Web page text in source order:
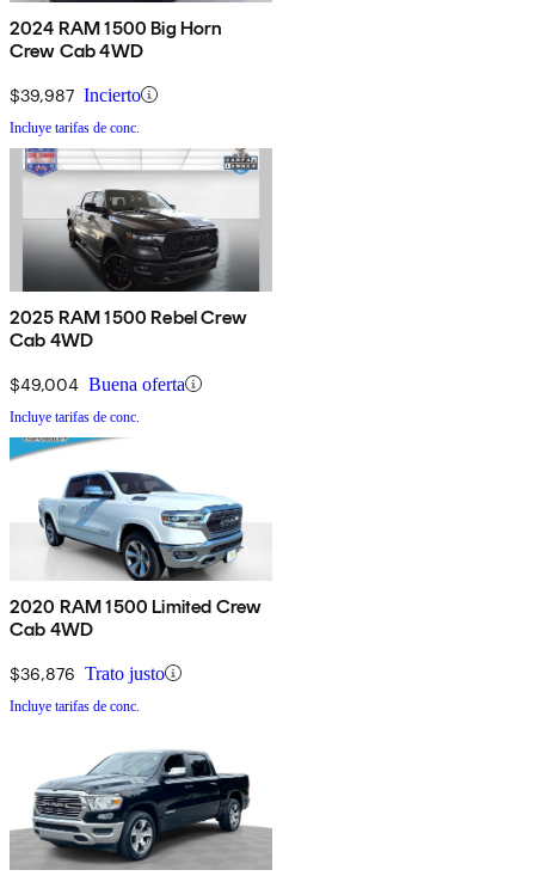
2024 RAM 1500 Big Horn
Crew Cab 4WD
$39,987 Incierto
Incluye tarifas de conc.
2025 RAM 1500 Rebel Crew
Cab 4WD
$49,004 Buena oferta
Incluye tarifas de conc.
2020 RAM 1500 Limited Crew
Cab 4WD
$36,876 Trato justo
Incluye tarifas de conc.